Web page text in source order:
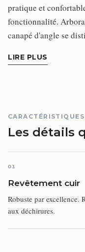
pratique et
fonctionnalité.
canapé d'angle se
LIRE PLUS
CARACTÉRISTIQUES
Les détails
01
Revêtement cuir
Robuste par excellence.
aux déchirures.